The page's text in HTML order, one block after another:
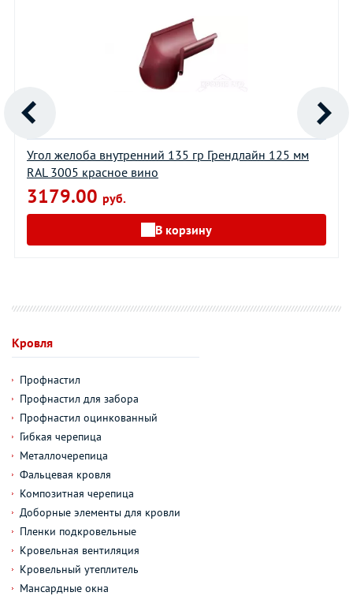
Угол желоба внутренний 135 гр Грендлайн 125 мм
RAL 3005 красное вино
3179.00 руб.
В корзину
Кровля
Профнастил
Профнастил для забора
Профнастил оцинкованный
Гибкая черепица
Металлочерепица
Фальцевая кровля
Композитная черепица
Доборные элементы для кровли
Пленки подкровельные
Кровельная вентиляция
Кровельный утеплитель
Мансардные окна